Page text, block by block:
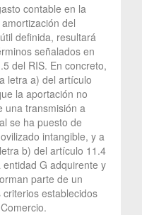
contable en la
del
definida, resultará
señalados en
del RIS. En concreto,
letra a) del artículo
la aportación no
una transmisión a
se ha puesto de
intangible, y a
b) del artículo 11.4
G adquirente y
parte de un
establecidos